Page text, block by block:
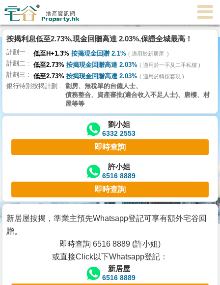
理
主
頁
搵
樓/
交
業
主
宅
谷
按
按揭利息低至2.73%,現金回贈高達 2.03%,保證全城最高！
計劃一 低至H+1.3% 按揭現金回贈 2.1% 適用於新居屋
計劃二 低至2.73% 按揭現金回贈高達 2.03% 適用於一手及二手私樓
計劃三 低至2.73% 按揭現金回贈高達 2.03% 適用於轉按套現
銀行特別按揭計劃
劏房、無稅單的自僱人士、
債務整合、資產審批(適合收入不足人士)、唐樓、村
屋等等
劉小姐
6332 2553
即時查詢
許小姐
6516 8889
即時查詢
新居屋按揭，準業主預先Whatsapp登記可享有額外宅谷回
贈。
即時查詢 6516 8889 (許小姐)
或直接Click以下Whatsapp登記：
新居屋
6516 8889